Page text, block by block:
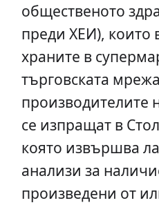
общественото
преди ХЕИ), които
храните в
търговската
производителите
се изпращат в
която извършва
анализи за
произведени от